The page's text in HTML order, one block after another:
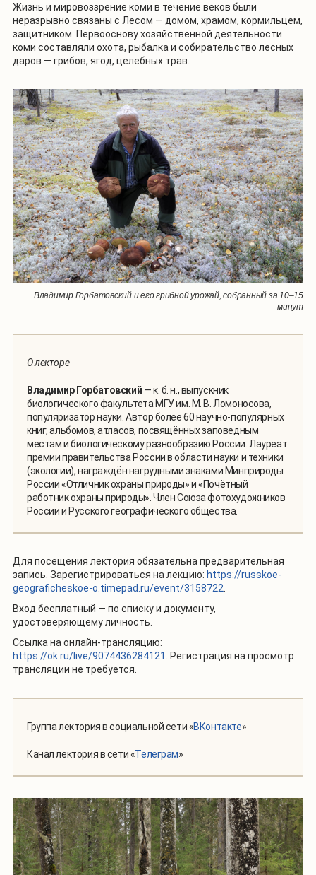
Владимир Горбатовский и его грибной урожай, собранный за 10–15
минут
Жизнь и мировоззрение коми в течение веков были
неразрывно связаны с Лесом — домом, храмом, кормильцем,
защитником. Первооснову хозяйственной деятельности
коми составляли охота, рыбалка и собирательство лесных
даров — грибов, ягод, целебных трав.
О лекторе
Владимир Горбатовский — к. б. н., выпускник
биологического факультета МГУ им. М. В. Ломоносова,
популяризатор науки. Автор более 60 научно-популярных
книг, альбомов, атласов, посвящённых заповедным
местам и биологическому разнообразию России. Лауреат
премии правительства России в области науки и техники
(экологии), награждён нагрудными знаками Минприроды
России «Отличник охраны природы» и «Почётный
работник охраны природы». Член Союза фотохудожников
России и Русского географического общества.
Для посещения лектория обязательна предварительная
запись. Зарегистрироваться на лекцию: https://russkoe-
geograficheskoe-o.timepad.ru/event/3158722
Вход бесплатный — по списку и документу,
удостоверяющему личность.
Ссылка на онлайн-трансляцию:
https://ok.ru/live/9074436284121
. Регистрация на просмотр
трансляции не требуется.
Группа лектория в социальной сети «ВКонтакте»
Канал лектория в сети «Телеграм»